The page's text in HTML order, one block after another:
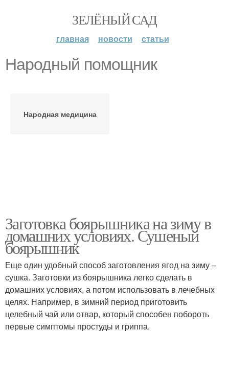
ЗЕЛЁНЫЙ САД
главная новости статьи
Народный помощник
Народная медицина
Заготовка боярышника на зиму в
домашних условиях. Сушеный
боярышник
Еще один удобный способ заготовления ягод на зиму –
сушка. Заготовки из боярышника легко сделать в
домашних условиях, а потом использовать в лечебных
целях. Например, в зимний период приготовить
целебный чай или отвар, который способен побороть
первые симптомы простуды и гриппа.